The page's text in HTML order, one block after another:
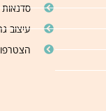
סדנאות
עיצוב